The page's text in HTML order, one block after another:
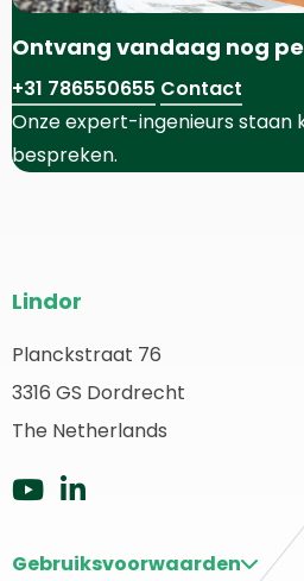
Ontvang vandaag nog
+31 786550655 Contact
Onze expert-ingenieurs staan
bespreken.
footer
Lindor
Planckstraat 76
3316 GS Dordrecht
The Netherlands
GaGa
Gebruiksvoorwaarden